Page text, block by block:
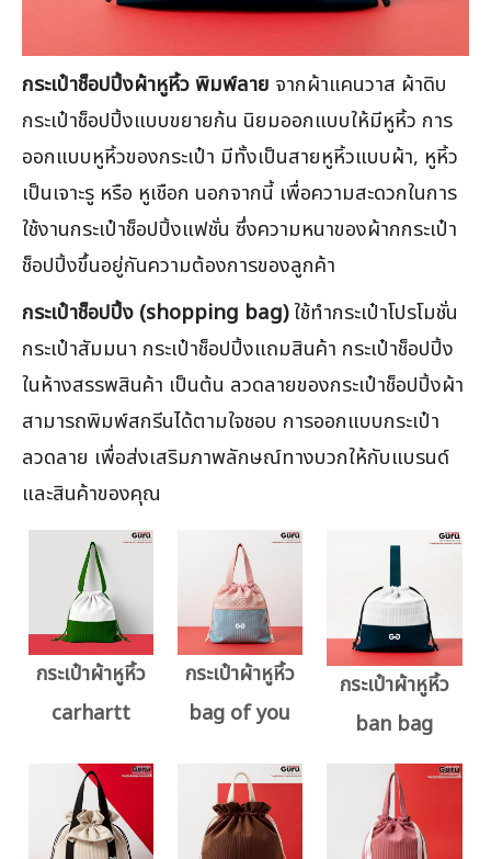
กระเป๋าช็อปปิ้งผ้าหูหิ้ว พิมพ์ลาย จากผ้าแคนวาส ผ้าดิบ
กระเป๋าช็อปปิ้งแบบขยายก้น นิยมออกแบบให้มีหูหิ้ว การ
ออกแบบหูหิ้วของกระเป๋า มีทั้งเป็นสายหูหิ้วแบบผ้า, หูหิ้ว
เป็นเจาะรู หรือ หูเชือก นอกจากนี้ เพื่อความสะดวกในการ
ใช้งานกระเป๋าช็อปปิ้งแฟชั่น ซึ่งความหนาของผ้ากกระเป๋า
ช็อปปิ้งขึ้นอยู่กันความต้องการของลูกค้า
กระเป๋าช็อปปิ้ง (shopping bag)ใช้ทำกระเป๋าโปรโมชั่น
กระเป๋าสัมมนา กระเป๋าช็อปปิ้งแถมสินค้า กระเป๋าช็อปปิ้ง
ในห้างสรรพสินค้า เป็นต้น ลวดลายของกระเป๋าช็อปปิ้งผ้า
สามารถพิมพ์สกรีนได้ตามใจชอบ การออกแบบกระเป๋า
ลวดลาย เพื่อส่งเสริมภาพลักษณ์ทางบวกให้กับแบรนด์
และสินค้าของคุณ
กระเป๋าผ้าหูหิ้ว
carhartt
กระเป๋าผ้าหูหิ้ว
bag of you
กระเป๋าผ้าหูหิ้ว
ban bag